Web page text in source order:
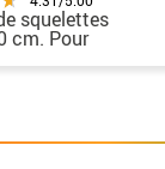
squelettes
cm. Pour